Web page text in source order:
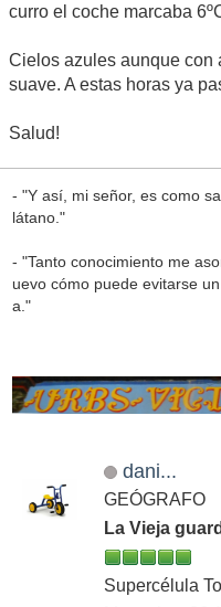
curro el coche marcaba
Cielos azules aunque con
suave. A estas horas ya
Salud!
- "Y así, mi señor, es como
látano."
- "Tanto conocimiento me
uevo cómo puede evitarse
a."
dani...
GEÓGRAFO
La Vieja
Supercélula